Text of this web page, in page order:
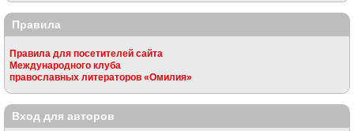
Правила
Правила для посетителей сайта
Международного клуба
православных литераторов «Омилия»
Вход для авторов